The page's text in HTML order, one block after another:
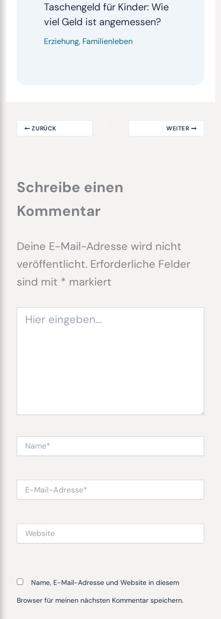
Taschengeld für Kinder: Wie
viel Geld ist angemessen?
Erziehung, Familienleben
ZURÜCK WEITER
Schreibe einen
Kommentar
Deine E-Mail-Adresse wird nicht
veröffentlicht. Erforderliche Felder
sind mit * markiert
eingeben…
Mail-
Name, E-Mail-Adresse und Website in diesem
Browser für meinen nächsten Kommentar speichern.